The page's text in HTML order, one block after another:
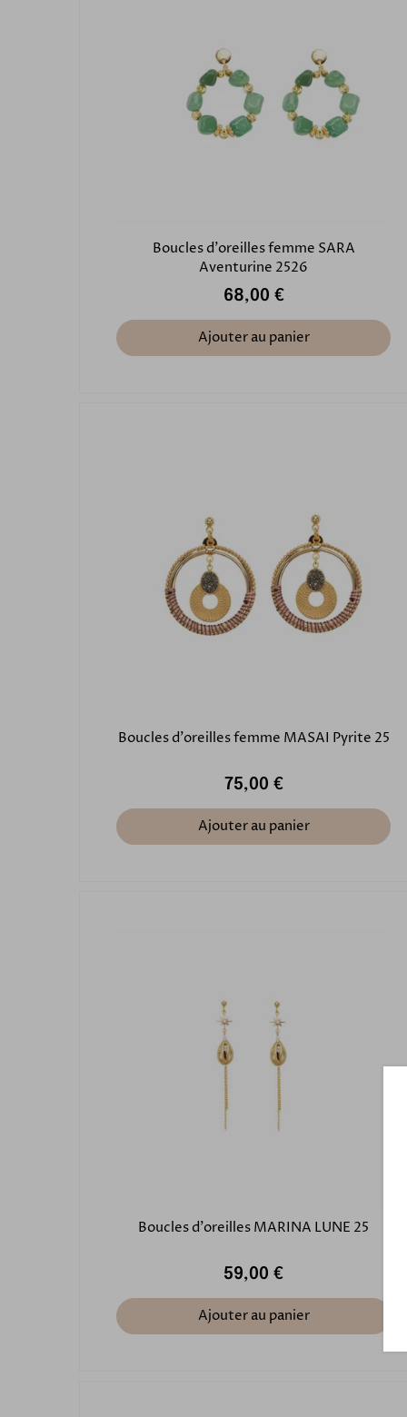
Boucles d'oreilles femme SARA
Aventurine 2526
68,00 €
Ajouter au panier
Boucles d'oreilles femme MASAI Pyrite 25
75,00 €
Ajouter au panier
Boucles d'oreilles MARINA LUNE 25
59,00 €
Ajouter au panier